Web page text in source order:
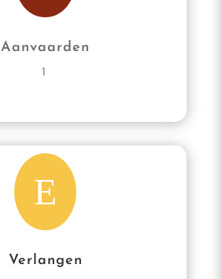
Aanvaarden
1
E
Verlangen